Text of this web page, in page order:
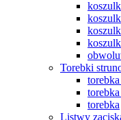
Torebki
torebka
Listwy